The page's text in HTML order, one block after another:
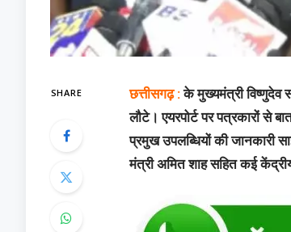
SHARE छत्तीसगढ़ :के मुख्यमंत्री विष्णुदेव
लौटे। एयरपोर्ट पर पत्रकारों से
प्रमुख उपलब्धियों की जानकारी
मंत्री अमित शाह सहित कई